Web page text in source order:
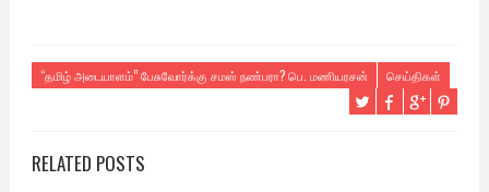
“தமிழ் அடையாளம்” பேசுவோர்க்கு சமஸ் நண்பரா? பெ. மணியரசன் செய்திகள்
RELATED POSTS